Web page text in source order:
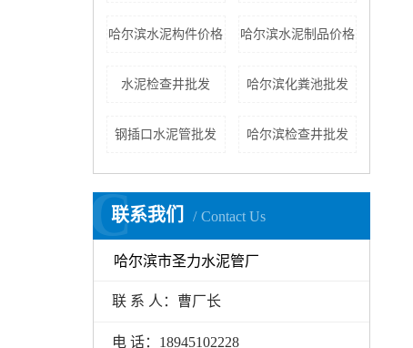
哈尔滨水泥构件价格 哈尔滨水泥制品价格
水泥检查井批发 哈尔滨化粪池批发
钢插口水泥管批发 哈尔滨检查井批发
联系我们 Contact Us
C
哈尔滨市圣力水泥管厂
联 系 人：曹厂长
电 话：18945102228